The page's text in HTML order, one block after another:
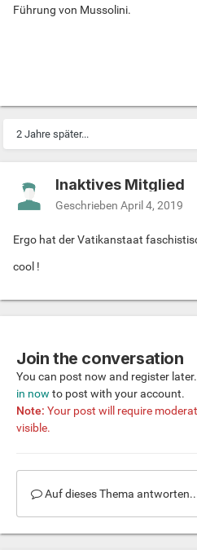
Führung von Mussolini.
2 Jahre später...
Inaktives Mitglied
Geschrieben April 4, 2019
Ergo hat der Vatikanstaat
cool !
Join the conversation
You can post now and register
in now to post with your account.
Note: Your post will require
visible.
Auf dieses Thema